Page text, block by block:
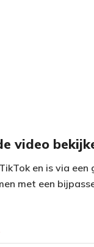
video
en is via een
met een